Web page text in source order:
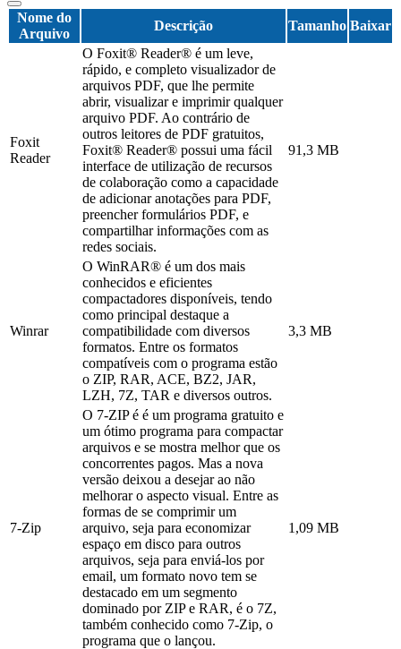
Nome do
Arquivo
Descrição Tamanho Baixar
Foxit
Reader
O Foxit® Reader® é um leve,
rápido, e completo visualizador de
arquivos PDF, que lhe permite
abrir, visualizar e imprimir qualquer
arquivo PDF. Ao contrário de
outros leitores de PDF gratuitos,
Foxit® Reader® possui uma fácil
interface de utilização de recursos
de colaboração como a capacidade
de adicionar anotações para PDF,
preencher formulários PDF, e
compartilhar informações com as
redes sociais.
91,3 MB
Winrar
O WinRAR® é um dos mais
conhecidos e eficientes
compactadores disponíveis, tendo
como principal destaque a
compatibilidade com diversos
formatos. Entre os formatos
compatíveis com o programa estão
o ZIP, RAR, ACE, BZ2, JAR,
LZH, 7Z, TAR e diversos outros.
3,3 MB
7-Zip
O 7-ZIP é é um programa gratuito e
um ótimo programa para compactar
arquivos e se mostra melhor que os
concorrentes pagos. Mas a nova
versão deixou a desejar ao não
melhorar o aspecto visual. Entre as
formas de se comprimir um
arquivo, seja para economizar
espaço em disco para outros
arquivos, seja para enviá-los por
email, um formato novo tem se
destacado em um segmento
dominado por ZIP e RAR, é o 7Z,
também conhecido como 7-Zip, o
programa que o lançou.
1,09 MB